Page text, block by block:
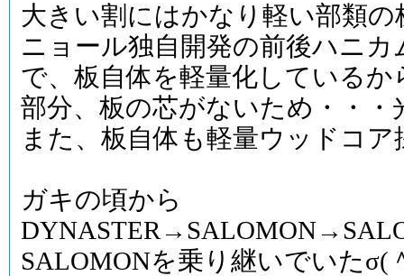
大きい割にはかなり軽い部類
ニョール独自開発の前後ハニ
で、板自体を軽量化している
部分、板の芯がないため・・
また、板自体も軽量ウッドコ
ガキの頃から
SALOMONを乗り継いでいたσ(